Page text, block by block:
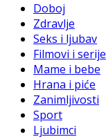
Doboj
Zdravlje
Seks i ljubav
Filmovi i serije
Mame i bebe
Hrana i piće
Zanimljivosti
Sport
Ljubimci